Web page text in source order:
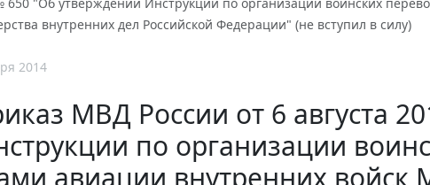
внутренних дел Российской Федерации" (не вступил в силу)
2014
МВД России от 6 августа
по организации
авиации внутренних войск